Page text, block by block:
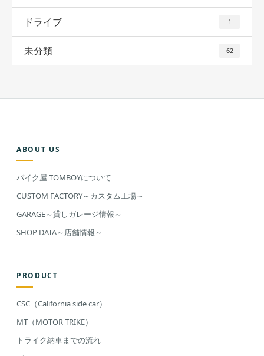
ドライブ 1
未分類 62
ABOUT US
バイク屋 TOMBOYについて
CUSTOM FACTORY～カスタム工場～
GARAGE～貸しガレージ情報～
SHOP DATA～店舗情報～
PRODUCT
CSC（California side car）
MT（MOTOR TRIKE）
トライク納車までの流れ